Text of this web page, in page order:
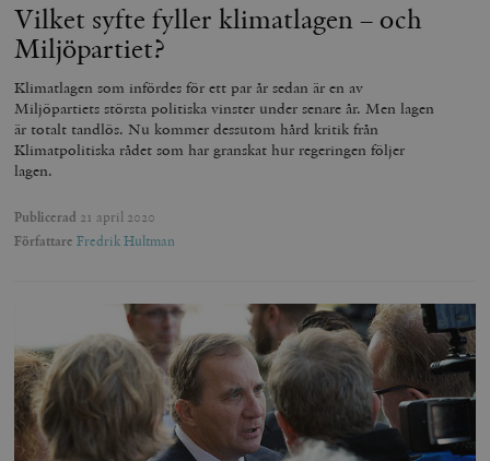
Vilket syfte fyller klimatlagen – och
Miljöpartiet?
Klimatlagen som infördes för ett par år sedan är en av
Miljöpartiets största politiska vinster under senare år. Men lagen
är totalt tandlös. Nu kommer dessutom hård kritik från
Klimatpolitiska rådet som har granskat hur regeringen följer
lagen.
Publicerad 21 april 2020
Författare Fredrik Hultman